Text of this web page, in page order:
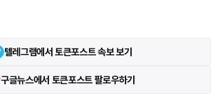
텔레그램에서 토큰포스트 속보 보기
구글뉴스에서 토큰포스트 팔로우하기